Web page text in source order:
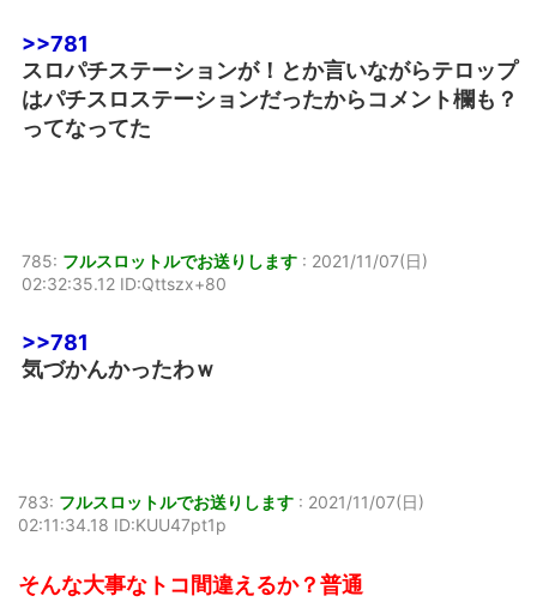
>>781
スロパチステーションが！とか言いながらテロップ
はパチスロステーションだったからコメント欄も？
ってなってた
785: フルスロットルでお送りします : 2021/11/07(日)
02:32:35.12 ID:Qttszx+80
>>781
気づかんかったわｗ
783: フルスロットルでお送りします : 2021/11/07(日)
02:11:34.18 ID:KUU47pt1p
そんな大事なトコ間違えるか？普通